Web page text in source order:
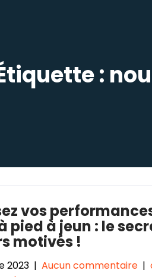
:
vos
pied à jeun : le
motivés !
2023 | Aucun commentaire |